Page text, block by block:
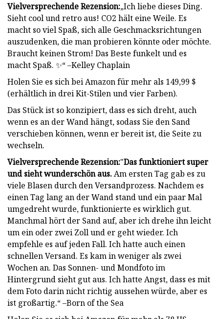
Vielversprechende Rezension:„Ich liebe dieses Ding.
Sieht cool und retro aus! CO2 hält eine Weile. Es
macht so viel Spaß, sich alle Geschmacksrichtungen
auszudenken, die man probieren könnte oder möchte.
Braucht keinen Strom! Das Beste funkelt und es
macht Spaß. ✨“ –Kelley Chaplain
Holen Sie es sich bei Amazon für mehr als 149,99 $
(erhältlich in drei Kit-Stilen und vier Farben).
Das Stück ist so konzipiert, dass es sich dreht, auch
wenn es an der Wand hängt, sodass Sie den Sand
verschieben können, wenn er bereit ist, die Seite zu
wechseln.
Vielversprechende Rezension:"Das funktioniert super
und sieht wunderschön aus.Am ersten Tag gab es zu
viele Blasen durch den Versandprozess. Nachdem es
einen Tag lang an der Wand stand und ein paar Mal
umgedreht wurde, funktionierte es wirklich gut.
Manchmal hört der Sand auf, aber ich drehe ihn leicht
um ein oder zwei Zoll und er geht wieder. Ich
empfehle es auf jeden Fall. Ich hatte auch einen
schnellen Versand. Es kam in weniger als zwei
Wochen an. Das Sonnen- und Mondfoto im
Hintergrund sieht gut aus. Ich hatte Angst, dass es mit
dem Foto darin nicht richtig aussehen würde, aber es
ist großartig.“ –Born of the Sea